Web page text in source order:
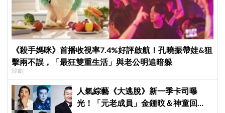
《殺手媽咪》首播收視率7.4%好評啟航！孔曉振帶娃&狙
擊兩不誤，「最狂雙重生活」與老公明追暗躲
韓劇
人氣綜藝《大逃脫》新一季卡司曝
光！「元老成員」金鍾旼＆神童回